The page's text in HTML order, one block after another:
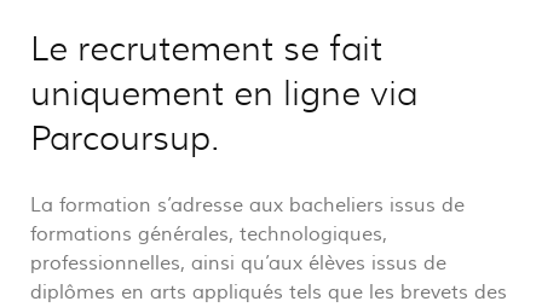
Le recrutement se fait
uniquement en ligne via
Parcoursup.
La formation s’adresse aux bacheliers issus de
formations générales, technologiques,
professionnelles, ainsi qu’aux élèves issus de
diplômes en arts appliqués tels que les brevets des